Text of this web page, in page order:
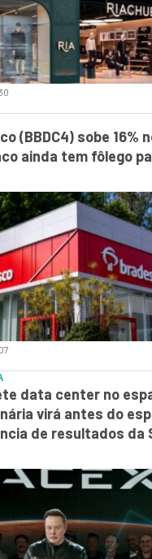
(BBDC4) sobe 16%
ainda tem fôlego
data center no
virá antes do
de resultados da